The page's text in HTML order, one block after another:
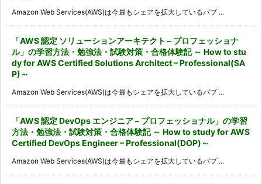
Amazon Web Services(AWS)は今最もシェアを拡大しているパブ ...
「AWS 認定 ソリューションアーキテクト – プロフェッショナ
ル」の学習方法・勉強法・試験対策・合格体験記 ～ How to stu
dy for AWS Certified Solutions Architect – Professional(SA
P)～
Amazon Web Services(AWS)は今最もシェアを拡大しているパブ ...
「AWS 認定 DevOps エンジニア – プロフェッショナル」の学習
方法・勉強法・試験対策・合格体験記 ～ How to study for AWS
Certified DevOps Engineer – Professional(DOP)～
Amazon Web Services(AWS)は今最もシェアを拡大しているパブ ...